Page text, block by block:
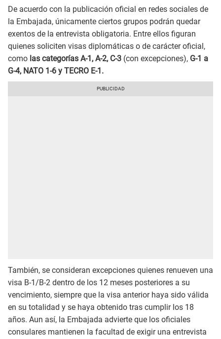
De acuerdo con la publicación oficial en redes sociales de
la Embajada, únicamente ciertos grupos podrán quedar
exentos de la entrevista obligatoria. Entre ellos figuran
quienes soliciten visas diplomáticas o de carácter oficial,
como las categorías A-1, A-2, C-3 (con excepciones), G-1 a
G-4, NATO 1-6 y TECRO E-1.
También, se consideran excepciones quienes renueven una
visa B-1/B-2 dentro de los 12 meses posteriores a su
vencimiento, siempre que la visa anterior haya sido válida
en su totalidad y se haya obtenido tras cumplir los 18
años. Aun así, la Embajada advierte que los oficiales
consulares mantienen la facultad de exigir una entrevista